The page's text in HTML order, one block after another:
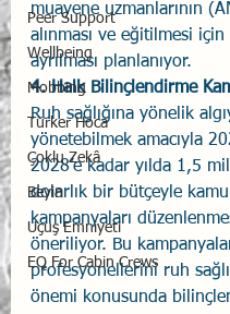
Peer Support
Wellbeing
Mobbing
Türker Hoca
Çoklu Zekâ
Beyin
Uçuş Emniyeti
EQ For Cabin Crews
muayene uzmanlarının
alınması ve eğitilmesi
ayrılması planlanıyor.
4. Halk Bilinçlendirme
Ruh sağlığına yönelik
yönetebilmek amacıyla
2028’e kadar yılda 1,5
dolarlık bir bütçeyle kamu
kampanyaları
öneriliyor. Bu
profesyonellerini ruh
önemi konusunda